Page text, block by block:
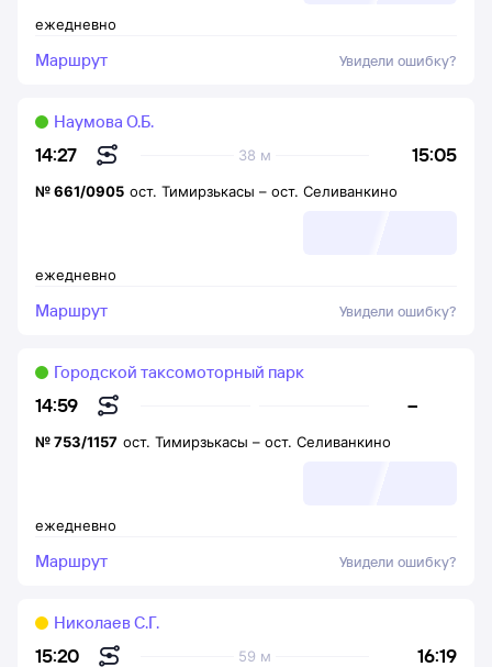
ежедневно
Маршрут Увидели ошибку?
14:27 15:05
38 м
Наумова О.Б.
ежедневно
№661/0905 ост. Тимирзькасы – ост. Селиванкино
Маршрут Увидели ошибку?
14:59 –
Городской таксомоторный парк
ежедневно
№753/1157 ост. Тимирзькасы – ост. Селиванкино
Маршрут Увидели ошибку?
15:20 16:19
59 м
Николаев С.Г.